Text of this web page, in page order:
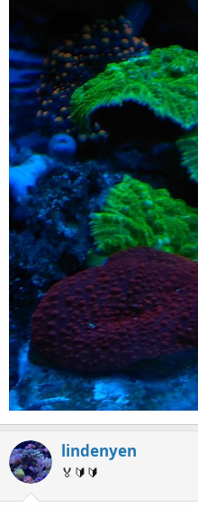
lindenyen
🏅🔰🔰